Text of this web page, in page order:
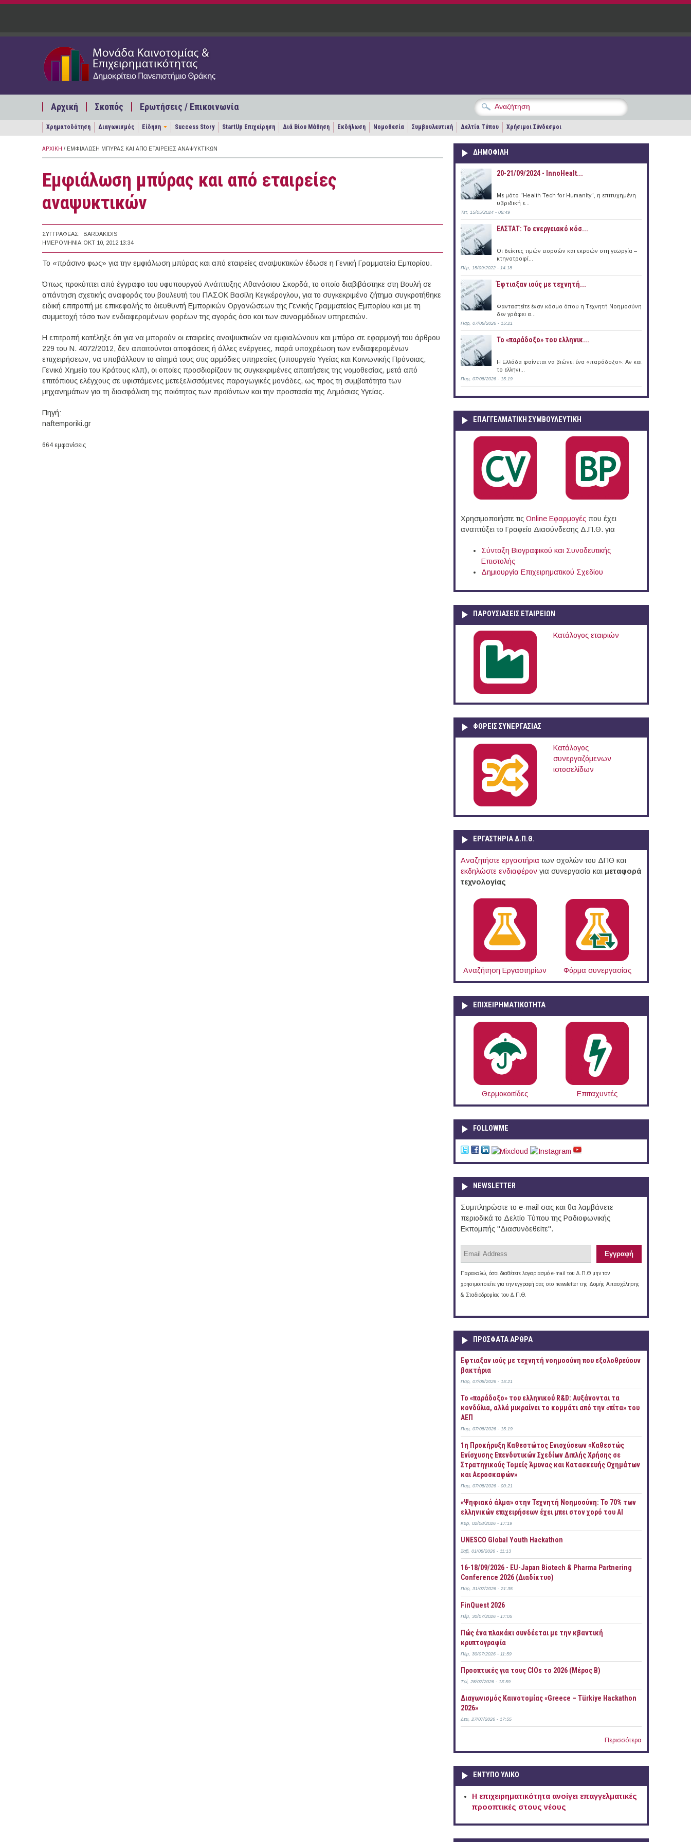
Παράκαμψη προς το κυρίως περιεχόμενο
Αρχική Σκοπός Ερωτήσεις / Επικοινωνία
Χρηματοδότηση Διαγωνισμός Είδηση Success Story StartUp Επιχείρηση Διά Βίου Μάθηση Εκδήλωση Νομοθεσία Συμβουλευτική Δελτία Τύπου Χρήσιμοι Σύνδεσμοι
ΑΡΧΙΚΉ / ΕΜΦΙΆΛΩΣΗ ΜΠΎΡΑΣ ΚΑΙ ΑΠΌ ΕΤΑΙΡΕΊΕΣ ΑΝΑΨΥΚΤΙΚΏΝ
Εμφιάλωση μπύρας και από εταιρείες
αναψυκτικών
ΣΥΓΓΡΑΦΈΑΣ:
BARDAKIDIS
ΗΜΕΡΟΜΗΝΊΑ: ΟΚΤ 10, 2012 13:34
Το «πράσινο φως» για την εμφιάλωση μπύρας και από εταιρείες αναψυκτικών έδωσε η Γενική Γραμματεία Εμπορίου.
Όπως προκύπτει από έγγραφο του υφυπουργού Ανάπτυξης Αθανάσιου Σκορδά, το οποίο διαβιβάστηκε στη Βουλή σε
απάντηση σχετικής αναφοράς του βουλευτή του ΠΑΣΟΚ Βασίλη Κεγκέρογλου, για το συγκεκριμένο ζήτημα συγκροτήθηκε
ειδική επιτροπή με επικεφαλής το διευθυντή Εμπορικών Οργανώσεων της Γενικής Γραμματείας Εμπορίου και με τη
συμμετοχή τόσο των ενδιαφερομένων φορέων της αγοράς όσο και των συναρμόδιων υπηρεσιών.
Η επιτροπή κατέληξε ότι για να μπορούν οι εταιρείες αναψυκτικών να εμφιαλώνουν και μπύρα σε εφαρμογή του άρθρου
229 του Ν. 4072/2012, δεν απαιτούνται αποφάσεις ή άλλες ενέργειες, παρά υποχρέωση των ενδιαφερομένων
επιχειρήσεων, να υποβάλλουν το αίτημά τους στις αρμόδιες υπηρεσίες (υπουργείο Υγείας και Κοινωνικής Πρόνοιας,
Γενικό Χημείο του Κράτους κλπ), οι οποίες προσδιορίζουν τις συγκεκριμένες απαιτήσεις της νομοθεσίας, μετά από
επιτόπιους ελέγχους σε υφιστάμενες μετεξελισσόμενες παραγωγικές μονάδες, ως προς τη συμβατότητα των
μηχανημάτων για τη διασφάλιση της ποιότητας των προϊόντων και την προστασία της Δημόσιας Υγείας.
Πηγή:
naftemporiki.gr
664 εμφανίσεις
ΔΗΜΟΦΙΛΗ
20-21/09/2024 - InnoHealt...
Με μότο "Health Tech for Humanity", η επιτυχημένη
υβριδική ε...
Τετ, 15/05/2024 - 08:49
ΕΛΣΤΑΤ: Το ενεργειακό κόσ...
Οι δείκτες τιμών εισροών και εκροών στη γεωργία –
κτηνοτροφί...
Πέμ, 15/09/2022 - 14:18
Έφτιαξαν ιούς με τεχνητή...
Φανταστείτε έναν κόσμο όπου η Tεχνητή Nοημοσύνη
δεν γράφει α...
Παρ, 07/08/2026 - 15:21
Το «παράδοξο» του ελληνικ...
Η Ελλάδα φαίνεται να βιώνει ένα «παράδοξο»: Αν και
το ελληνι...
Παρ, 07/08/2026 - 15:19
ΕΠΑΓΓΕΛΜΑΤΙΚΉ ΣΥΜΒΟΥΛΕΥΤΙΚΉ
Χρησιμοποιήστε τις Online Eφαρμογές που έχει
αναπτύξει το Γραφείο Διασύνδεσης Δ.Π.Θ. για
Σύνταξη Βιογραφικού και Συνοδευτικής
Επιστολής
Δημιουργία Επιχειρηματικού Σχεδίου
ΠΑΡΟΥΣΙΆΣΕΙΣ ΕΤΑΙΡΕΙΏΝ
Κατάλογος εταιριών
ΦΟΡΕΙΣ ΣΥΝΕΡΓΑΣΙΑΣ
Κατάλογος
συνεργαζόμενων
ιστοσελίδων
ΕΡΓΑΣΤΗΡΙΑ Δ.Π.Θ.
Αναζητήστε εργαστήρια των σχολών του ΔΠΘ και
εκδηλώστε ενδιαφέρον για συνεργασία και μεταφορά
τεχνολογίας
Αναζήτηση Εργαστηρίων Φόρμα συνεργασίας
ΕΠΙΧΕΙΡΗΜΑΤΙΚΟΤΗΤΑ
Θερμοκοιτίδες Επιταχυντές
FOLLOWME
NEWSLETTER
Συμπληρώστε το e-mail σας και θα λαμβάνετε
περιοδικά το Δελτίο Τύπου της Ραδιοφωνικής
Εκπομπής "Διασυνδεθείτε".
Παρακαλώ, όσοι διαθέτετε λογαριασμό e-mail του Δ.Π.Θ μην τον
χρησιμοποιείτε για την εγγραφή σας στο newsletter της Δομής Απασχόλησης
& Σταδιοδρομίας του Δ.Π.Θ.
ΠΡOΣΦΑΤΑ AΡΘΡΑ
Έφτιαξαν ιούς με τεχνητή νοημοσύνη που εξολοθρεύουν
βακτήρια
Παρ, 07/08/2026 - 15:21
Το «παράδοξο» του ελληνικού R&D: Αυξάνονται τα
κονδύλια, αλλά μικραίνει το κομμάτι από την «πίτα» του
ΑΕΠ
Παρ, 07/08/2026 - 15:19
1η Προκήρυξη Καθεστώτος Ενισχύσεων «Καθεστώς
Ενίσχυσης Επενδυτικών Σχεδίων Διπλής Χρήσης σε
Στρατηγικούς Τομείς Άμυνας και Κατασκευής Οχημάτων
και Αεροσκαφών»
Παρ, 07/08/2026 - 00:21
«Ψηφιακό άλμα» στην Τεχνητή Νοημοσύνη: Το 70% των
ελληνικών επιχειρήσεων έχει μπει στον χορό του AI
Κυρ, 02/08/2026 - 17:19
UNESCO Global Youth Hackathon
Σάβ, 01/08/2026 - 11:13
16-18/09/2026 - EU-Japan Biotech & Pharma Partnering
Conference 2026 (Διαδίκτυο)
Παρ, 31/07/2026 - 21:35
FinQuest 2026
Πέμ, 30/07/2026 - 17:05
Πώς ένα πλακάκι συνδέεται με την κβαντική
κρυπτογραφία
Πέμ, 30/07/2026 - 11:59
Προοπτικές για τους CIOs το 2026 (Μέρος Β)
Τρί, 28/07/2026 - 13:59
Διαγωνισμός Καινοτομίας «Greece – Türkiye Hackathon
2026»
Δευ, 27/07/2026 - 17:55
Περισσότερα
ΕΝΤΥΠΟ ΥΛΙΚΟ
Η επιχειρηματικότητα ανοίγει επαγγελματικές
προοπτικές στους νέους